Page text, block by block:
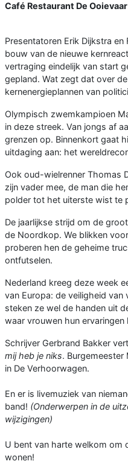
Café Restaurant De
Presentatoren Erik Dijkstra
bouw van de nieuwe
vertraging eindelijk van start
gepland. Wat zegt dat over
kernenergieplannen van
Olympisch zwemkampioen
in deze streek. Van jongs af
grenzen op. Binnenkort gaat
uitdaging aan: het
Ook oud-wielrenner Thomas
zijn vader mee, de man die
polder tot het uiterste wist te
De jaarlijkse strijd om de
de Noordkop. We blikken
proberen hen de geheime
ontfutselen.
Nederland kreeg deze week
van Europa: de veiligheid
steken ze wel de handen uit
waar vrouwen hun ervaringen
Schrijver Gerbrand Bakker
mij heb je niks. Burgemeester
in De Verhoorwagen.
En er is livemuziek van
band! (Onderwerpen in de
wijzigingen)
U bent van harte welkom om
wonen!